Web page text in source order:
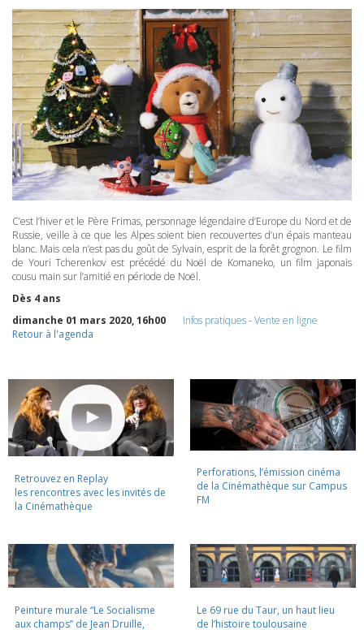
C’est l’hiver et le Père Frimas, personnage légendaire d’Europe du Nord et de
Russie, veille à ce que les Alpes soient bien recouvertes d’un épais manteau
blanc. Mais cela n’est pas du goût de Sylvain, esprit de la forêt grognon. Le film
de Youri Tcherenkov est précédé du Noël de Komaneko, un film japonais
cousu main sur l’amitié en période de Noël.
Dès 4 ans
dimanche 01 mars 2020, 16h00
Infos pratiques-Vente en ligne
Retour à l'agenda
Retrouvez en Replay
les rencontres avec les invités de
la Cinémathèque
Perforations, l’émission cinéma
de la Cinémathèque sur Campus
FM
Peinture murale “Le Socialisme
aux champs” de Jean Druille,
Le 69 rue du Taur, un haut lieu
de l’histoire toulousaine